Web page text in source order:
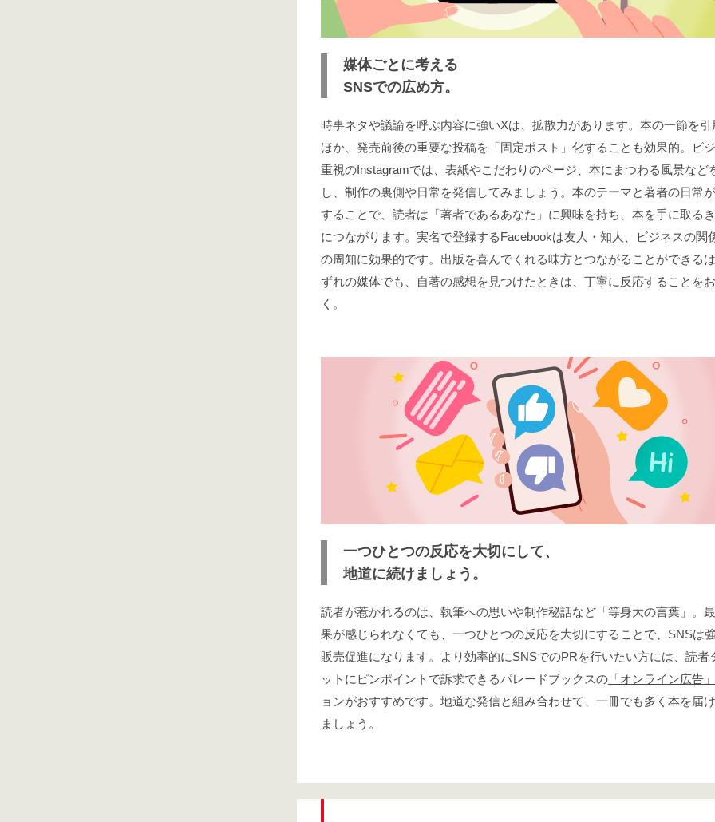
媒体ごとに考える
SNSでの広め方。
時事ネタや議論を呼ぶ内容に強いXは、拡散力があります。本の一節を引
ほか、発売前後の重要な投稿を「固定ポスト」化することも効果的。ビ
重視のInstagramでは、表紙やこだわりのページ、本にまつわる風景など
し、制作の裏側や日常を発信してみましょう。本のテーマと著者の日常
することで、読者は「著者であるあなた」に興味を持ち、本を手に取る
につながります。実名で登録するFacebookは友人・知人、ビジネスの関
の周知に効果的です。出版を喜んでくれる味方とつながることができる
ずれの媒体でも、自著の感想を見つけたときは、丁寧に反応することを
く。
一つひとつの反応を大切にして、
地道に続けましょう。
読者が惹かれるのは、執筆への思いや制作秘話など「等身大の言葉」。
果が感じられなくても、一つひとつの反応を大切にすることで、SNSは
販売促進になります。より効率的にSNSでのPRを行いたい方には、読者
ットにピンポイントで訴求できるパレードブックスの 「オンライン広告」
ョンがおすすめです。地道な発信と組み合わせて、一冊でも多く本を届
ましょう。